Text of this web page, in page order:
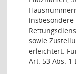
sowie
erleichtert.
Art. 53 Abs. 1